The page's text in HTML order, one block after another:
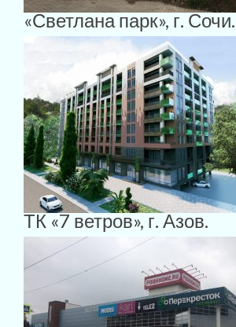
«Светлана парк», г. Сочи.
ТК «7 ветров», г. Азов.